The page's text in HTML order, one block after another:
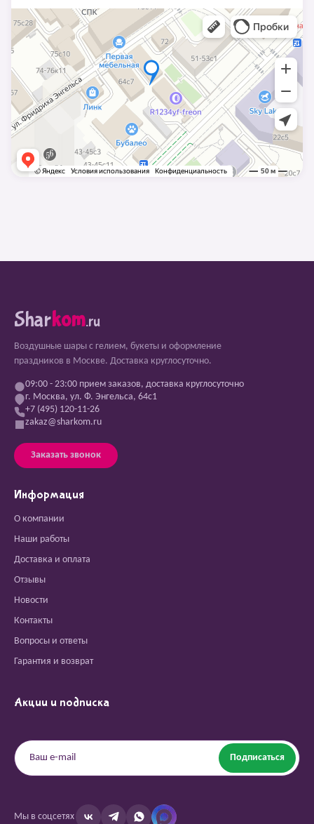
Sharkom.ru
Воздушные шары с гелием, букеты и оформление
праздников в Москве. Доставка круглосуточно.
09:00 - 23:00 прием заказов, доставка круглосуточно
г. Москва, ул. Ф. Энгельса, 64с1
+7 (495) 120-11-26
zakaz@sharkom.ru
Заказать звонок
Информация
О компании
Наши работы
Доставка и оплата
Отзывы
Новости
Контакты
Вопросы и ответы
Гарантия и возврат
Акции и подписка
Подписаться
Мы в соцсетях